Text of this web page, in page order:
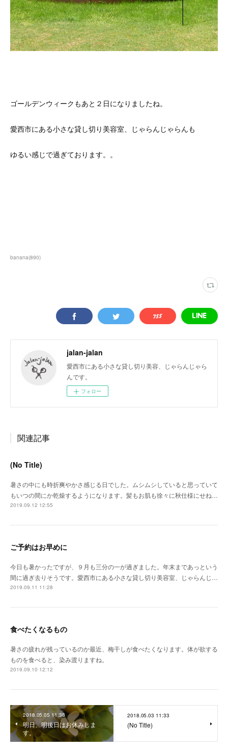
ゴールデンウィークもあと２日になりましたね。
愛西市にある小さな貸し切り美容室、じゃらんじゃらんも
ゆるい感じで過ぎております。。
banana(890)
jalan-jalan
愛西市にある小さな貸し切り美容、じゃらんじゃら
んです。
フォロー
関連記事
(No Title)
暑さの中にも時折爽やかさ感じる日でした。ムシムシしていると思っていて
もいつの間にか乾燥するようになります。髪もお肌も徐々に秋仕様にせね…
2019.09.12 12:55
ご予約はお早めに
今日も暑かったですが、９月も三分の一が過ぎました。年末まであっという
間に過ぎ去りそうです。愛西市にある小さな貸し切り美容室、じゃらんじ…
2019.09.11 11:28
食べたくなるもの
暑さの疲れが残っているのか最近、梅干しが食べたくなります。体が欲する
ものを食べると、染み渡りますね。
2019.09.10 12:12
2018.05.05 11:38
明日、明後日はお休みしま
す。
2018.05.03 11:33
(No Title)